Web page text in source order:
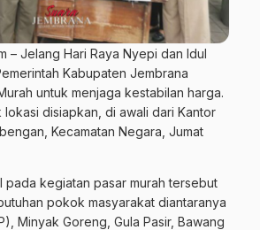
– Jelang Hari Raya Nyepi dan Idul
Kabupaten Jembrana
untuk menjaga kestabilan harga.
lokasi disiapkan, di awali dari Kantor
Kecamatan Negara, Jumat
pada kegiatan pasar murah tersebut
pokok masyarakat diantaranya
Minyak Goreng, Gula Pasir, Bawang